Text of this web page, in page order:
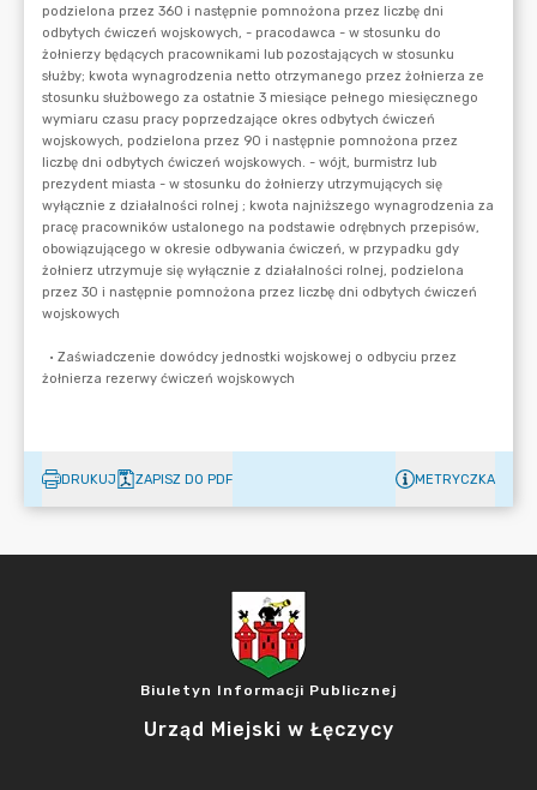
DRUKUJ ZAPISZ DO PDF METRYCZKA
Biuletyn Informacji Publicznej
Urząd Miejski w Łęczycy